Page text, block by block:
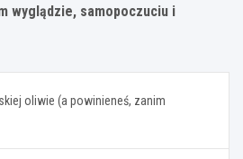
wyglądzie, samopoczuciu i
oliwie (a powinieneś, zanim